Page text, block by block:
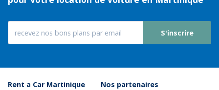
S'inscrire
Rent a Car Martinique
Nos partenaires